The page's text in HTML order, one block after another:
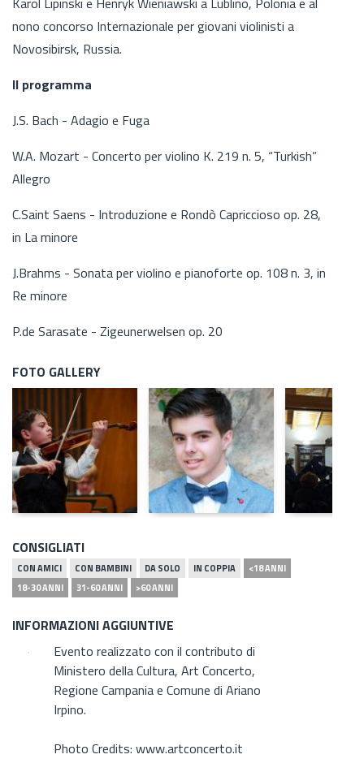
nono concorso Internazionale per giovani violinisti a
Novosibirsk, Russia.
Il programma
J.S. Bach - Adagio e Fuga
W.A. Mozart - Concerto per violino K. 219 n. 5, “Turkish”
Allegro
C.Saint Saens - Introduzione e Rondò Capriccioso op. 28,
in La minore
J.Brahms - Sonata per violino e pianoforte op. 108 n. 3, in
Re minore
P.de Sarasate - Zigeunerwelsen op. 20
FOTO GALLERY
CONSIGLIATI
CON AMICI CON BAMBINI DA SOLO IN COPPIA
<18 ANNI
18-30 ANNI
31-60 ANNI >60 ANNI
INFORMAZIONI AGGIUNTIVE
Evento realizzato con il contributo di
Ministero della Cultura, Art Concerto,
Regione Campania e Comune di Ariano
Irpino.
Photo Credits: www.artconcerto.it